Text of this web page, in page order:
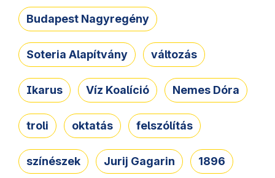
Budapest Nagyregény
Soteria Alapítvány változás
Ikarus Víz Koalíció Nemes Dóra
troli oktatás felszólítás
színészek Jurij Gagarin 1896